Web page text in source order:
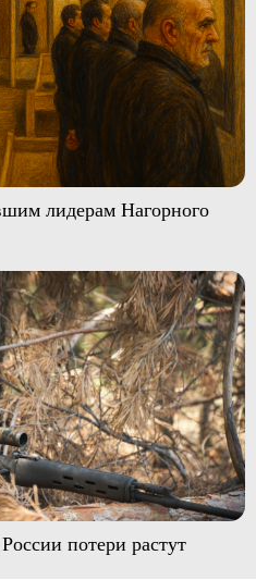
лидерам Нагорного
потери растут